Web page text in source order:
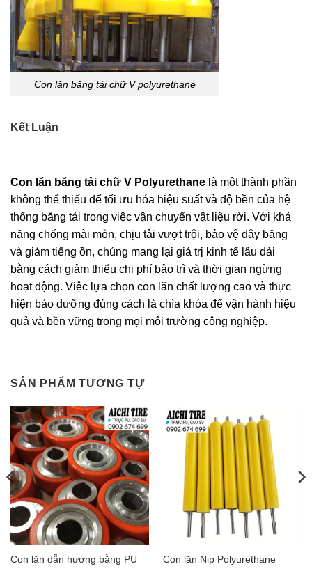
Con lăn băng tải chữ V polyurethane
Kết Luận
Con lăn băng tải chữ V Polyurethane là một thành phần
không thể thiếu để tối ưu hóa hiệu suất và độ bền của hệ
thống băng tải trong việc vận chuyển vật liệu rời. Với khả
năng chống mài mòn, chịu tải vượt trội, bảo vệ dây băng
và giảm tiếng ồn, chúng mang lại giá trị kinh tế lâu dài
bằng cách giảm thiểu chi phí bảo trì và thời gian ngừng
hoạt động. Việc lựa chọn con lăn chất lượng cao và thực
hiện bảo dưỡng đúng cách là chìa khóa để vận hành hiệu
quả và bền vững trong mọi môi trường công nghiệp.
SẢN PHẨM TƯƠNG TỰ
Con lăn dẫn hướng bằng PU Con lăn Nip Polyurethane